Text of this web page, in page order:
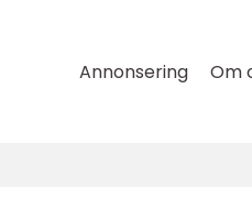
Annonsering Om